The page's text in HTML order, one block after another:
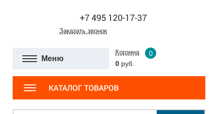
+7 495 120-17-37
Заказать звонок
Меню
Корзина
0
0 руб.
КАТАЛОГ ТОВАРОВ